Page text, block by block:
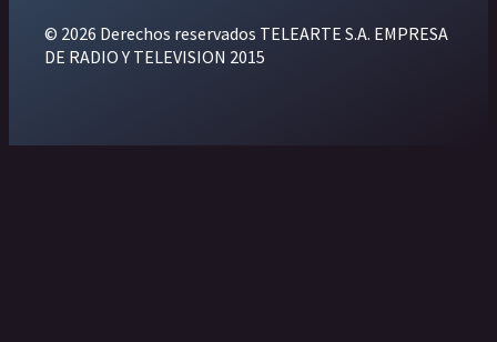
© 2026 Derechos reservados TELEARTE S.A. EMPRESA
DE RADIO Y TELEVISION 2015